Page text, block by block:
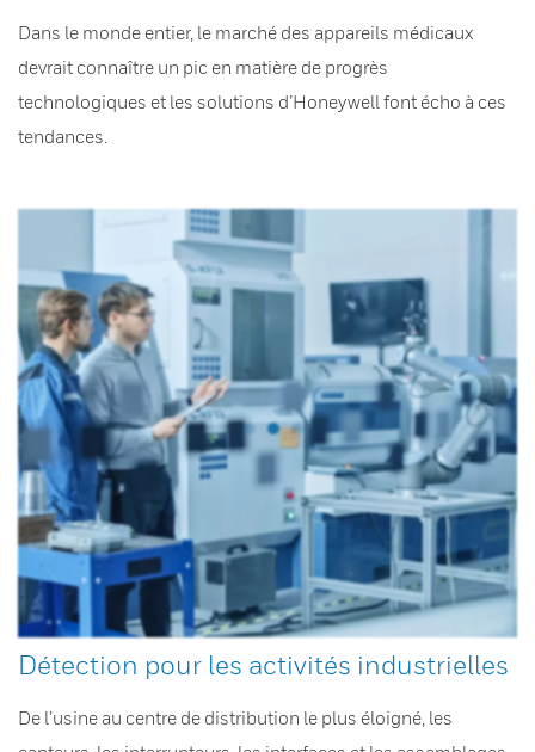
Dans le monde entier, le marché des appareils médicaux
devrait connaître un pic en matière de progrès
technologiques et les solutions d’Honeywell font écho à ces
tendances.
Détection pour les activités industrielles
De l’usine au centre de distribution le plus éloigné, les